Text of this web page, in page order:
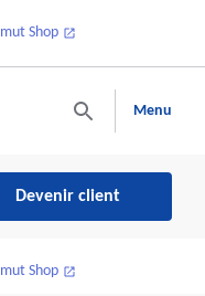
Shop
Menu
Devenir client
Shop